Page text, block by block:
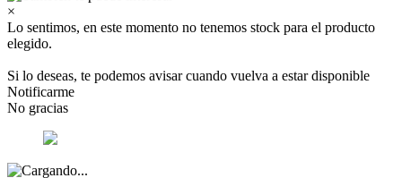
×
Lo sentimos, en este momento no tenemos stock para el producto
elegido.
Si lo deseas, te podemos avisar cuando vuelva a estar disponible
Notificarme
No gracias